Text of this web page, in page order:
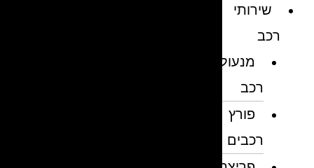
שירותי
מנעולן
פורץ
רכבים